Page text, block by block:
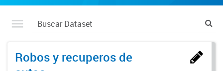
Robos y recuperos de